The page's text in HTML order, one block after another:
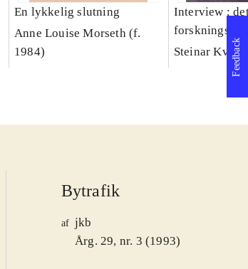
En lykkelig slutning
Anne Louise Morseth (f.
1984)
Interview :
håndværk
Steinar Kvale
Bytrafik
af jkb
Årg. 29, nr. 3 (1993)
Feedback